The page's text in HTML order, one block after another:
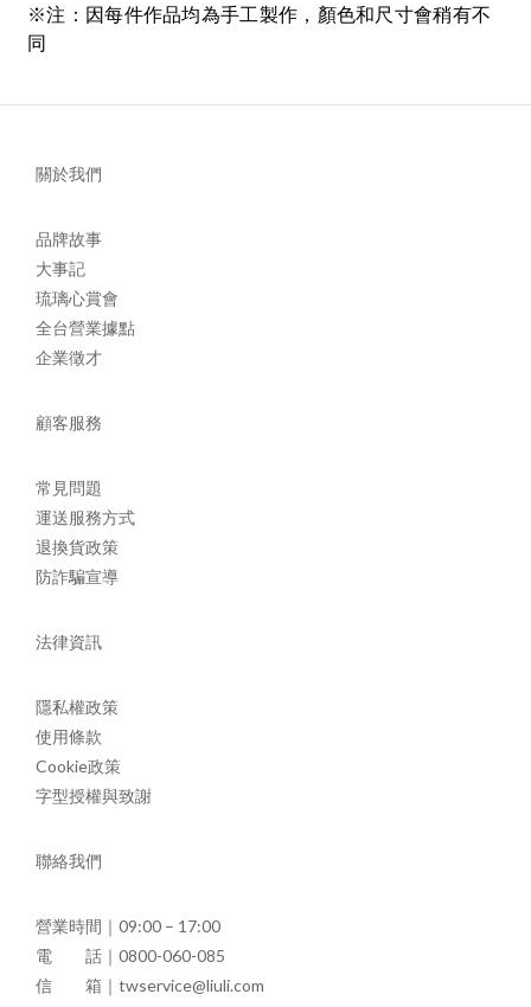
※注：因每件作品均為手工製作，顏色和尺寸會稍有不
同
關於我們
品牌故事
大事記
琉璃心賞會
全台營業據點
企業徵才
顧客服務
常見問題
運送服務方式
退換貨政策
防詐騙宣導
法律資訊
隱私權政策
使用條款
Cookie政策
字型授權與致謝
聯絡我們
營業時間｜09:00 – 17:00
電 話｜0800-060-085
信 箱｜twservice@liuli.com